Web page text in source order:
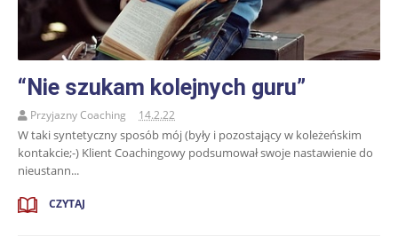
“Nie szukam kolejnych guru”
Przyjazny Coaching 14.2.22
W taki syntetyczny sposób mój (były i pozostający w koleżeńskim
kontakcie;-) Klient Coachingowy podsumował swoje nastawienie do
nieustann...
CZYTAJ